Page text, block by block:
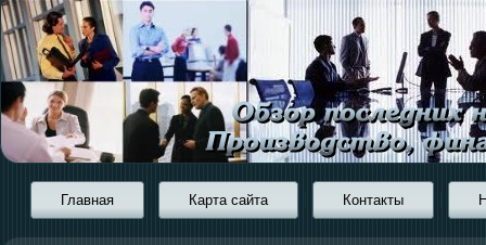
Главная Карта сайта Контакты